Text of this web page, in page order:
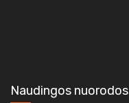
Naudingos nuorodos